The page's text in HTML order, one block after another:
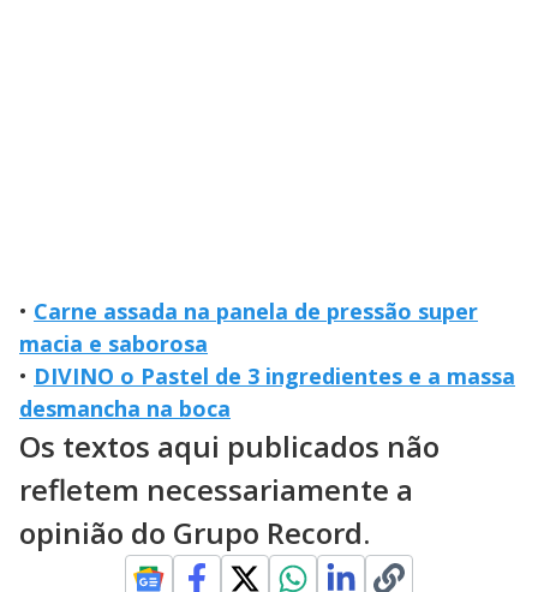
• Carne assada na panela de pressão super
macia e saborosa
• DIVINO o Pastel de 3 ingredientes e a massa
desmancha na boca
Os textos aqui publicados não
refletem necessariamente a
opinião do Grupo Record.